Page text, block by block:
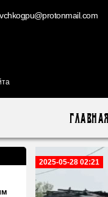
vchkogpu@protonmail.com
Главная
2025-05-28 02:21